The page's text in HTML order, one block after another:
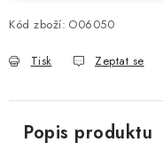
Kód zboží: O06050
Tisk Zeptat se
Popis produktu